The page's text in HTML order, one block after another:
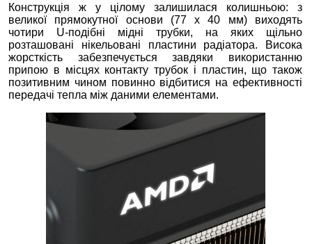
Конструкція ж у цілому залишилася колишньою: з
великої прямокутної основи (77 х 40 мм) виходять
чотири U-подібні мідні трубки, на яких щільно
розташовані нікельовані пластини радіатора. Висока
жорсткість забезпечується завдяки використанню
припою в місцях контакту трубок і пластин, що також
позитивним чином повинно відбитися на ефективності
передачі тепла між даними елементами.